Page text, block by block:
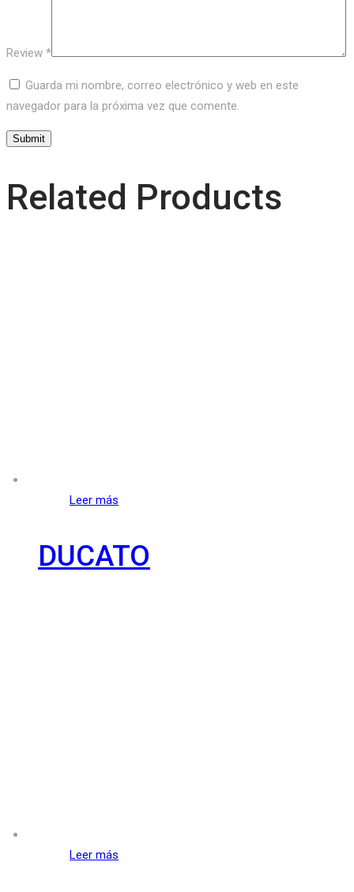
Review *
Guarda mi nombre, correo electrónico y web en este
navegador para la próxima vez que comente.
Related Products
Leer más
DUCATO
Leer más